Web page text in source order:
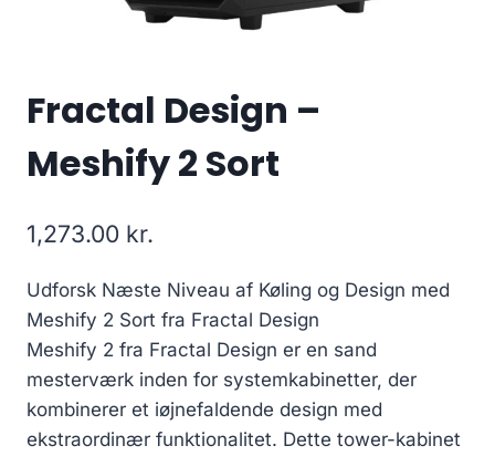
Fractal Design –
Meshify 2 Sort
1,273.00 kr.
Udforsk Næste Niveau af Køling og Design med
Meshify 2 Sort fra Fractal Design
Meshify 2 fra Fractal Design er en sand
mesterværk inden for systemkabinetter, der
kombinerer et iøjnefaldende design med
ekstraordinær funktionalitet. Dette tower-kabinet